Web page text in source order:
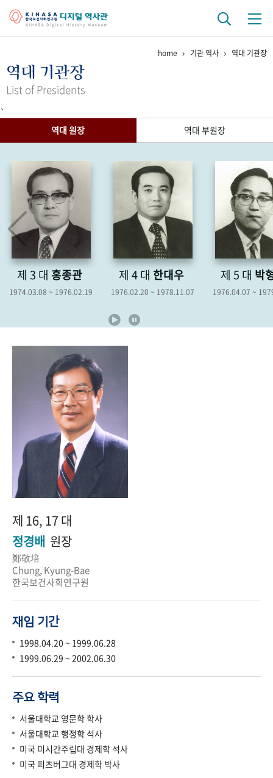
걸어온 길 기관 변천사
연구 역사
정책과 연구 키워드로 보는 연구 역사
연구자들
기록물 아카이브
사진 아카이브 문서 기록물 행정박물 영상 기록물
50+1주년 기념
성과 50선 숫자로 보는 50년 50 +1주년 광장
세계와 함께 한 KIHASA
home 기관 역사 역대 기관장
역대 기관장
List of Presidents
`
역대 원장
역대 부원장
3 대홍종관
~ 1976.02.19
제 4 대한대우
1976.02.20 ~ 1978.11.07
제 5 대박형종
1976.04.07 ~ 1979.04.06
제 16, 17 대
정경배 원장
鄭敬培
Chung, Kyung-Bae
한국보건사회연구원
재임 기간
1998.04.20 ~ 1999.06.28
1999.06.29 ~ 2002.06.30
주요 학력
서울대학교 영문학 학사
서울대학교 행정학 석사
미국 미시간주립대 경제학 석사
미국 피츠버그대 경제학 박사